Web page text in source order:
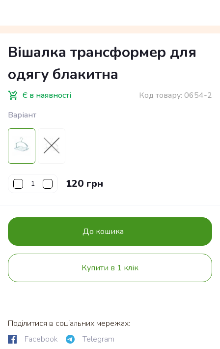
Вішалка трансформер для
одягу блакитна
Є в наявності Код товару: 0654-2
Варіант
120 грн
До кошика
Купити в 1 клік
Поділитися в соціальних мережах:
Facebook
Telegram